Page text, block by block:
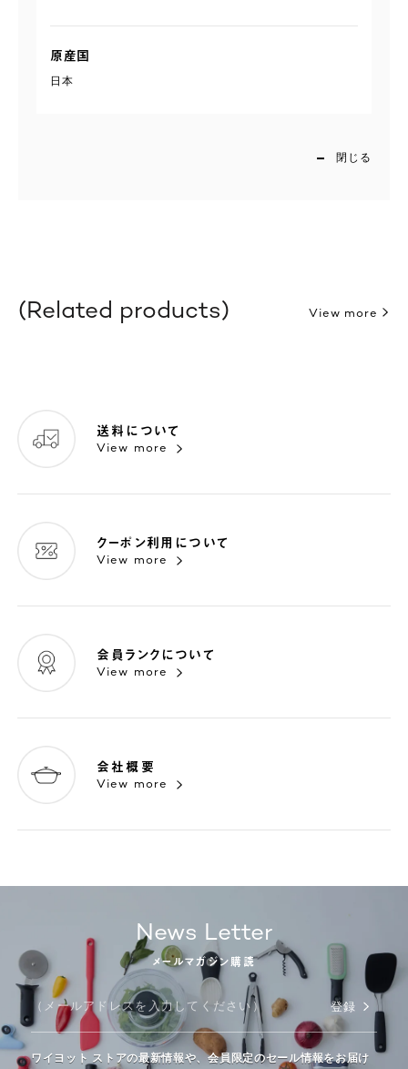
原産国
日本
閉じる
Related products View more
送料について
View more
クーポン利用について
View more
会員ランクについて
View more
会社概要
View more
News Letter
メールマガジン購読
登録
ワイヨット ストアの最新情報や、会員限定のセール情報をお届け